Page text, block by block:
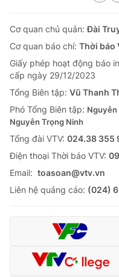
Cơ quan chủ quản:Đài
Cơ quan báo chí: Thời báo
Giấy phép hoạt động báo
cấp ngày 29/12/2023
Tổng Biên tập: Vũ Thanh
Phó Tổng Biên tập: Nguyễn
Nguyễn Trọng Ninh
Tổng đài VTV: 024.38 355
Ðiện thoại Thời báo VTV:
Email: toasoan@vtv.vn
Liên hệ quảng cáo: (024)